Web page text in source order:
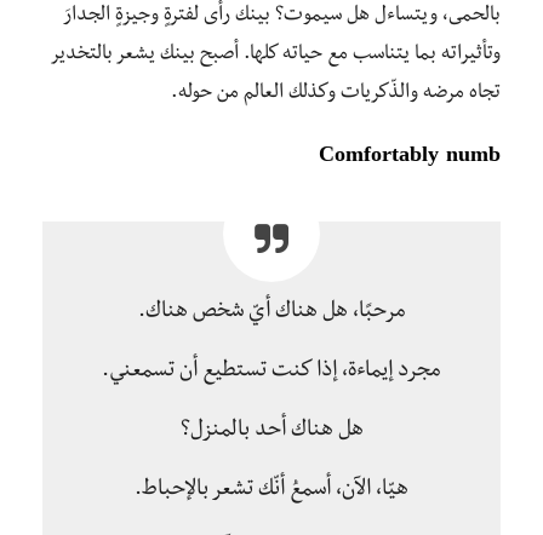
بالحمى، ويتساءل هل سيموت؟ بينك رأى لفترةٍ وجيزةٍ الجدارَ
وتأثيراته بما يتناسب مع حياته كلها. أصبح بينك يشعر بالتخدير
تجاه مرضه والذّكريات وكذلك العالم من حوله.
Comfortably numb
مرحبًا، هل هناك أيّ شخص هناك.
مجرد إيماءة، إذا كنت تستطيع أن تسمعني.
هل هناك أحد بالمنزل؟
هيّا، الآن، أسمعُ أنّك تشعر بالإحباط.